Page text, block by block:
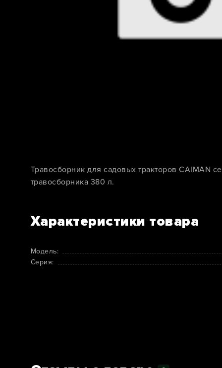
Травосборник для садовых тракторов CAIMAN
травосборника 380 л.
Характеристики товара
Модель:
Серия: